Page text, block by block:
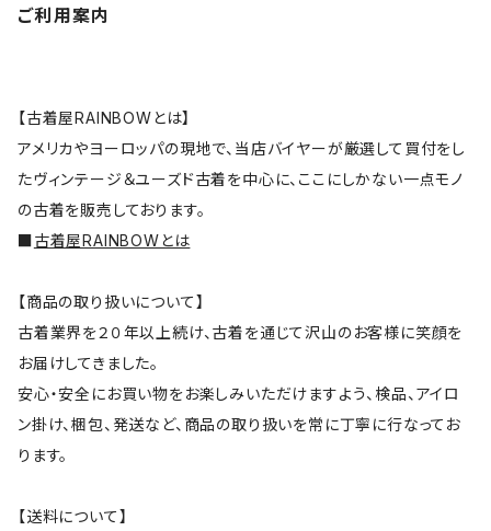
ご利用案内
【古着屋RAINBOWとは】
アメリカやヨーロッパの現地で、当店バイヤーが厳選して買付をし
たヴィンテージ＆ユーズド古着を中心に、ここにしかない一点モノ
の古着を販売しております。
■古着屋RAINBOWとは
【商品の取り扱いについて】
古着業界を２０年以上続け、古着を通じて沢山のお客様に笑顔を
お届けしてきました。
安心・安全にお買い物をお楽しみいただけますよう、検品、アイロ
ン掛け、梱包、発送など、商品の取り扱いを常に丁寧に行なってお
ります。
【送料について】